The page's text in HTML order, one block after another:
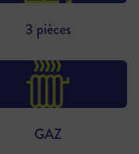
3 pièces
GAZ